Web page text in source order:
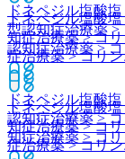
ドネペジル塩酸
型認知症治療薬 >
認知症治療薬 >
ドネペジル塩酸
認知症治療薬 >
知症治療薬 > コ
ドネペジル塩酸
知症治療薬 > コ
症治療薬 > コリ
ドネペジル塩酸
知症治療薬 > コ
症治療薬 > コリ